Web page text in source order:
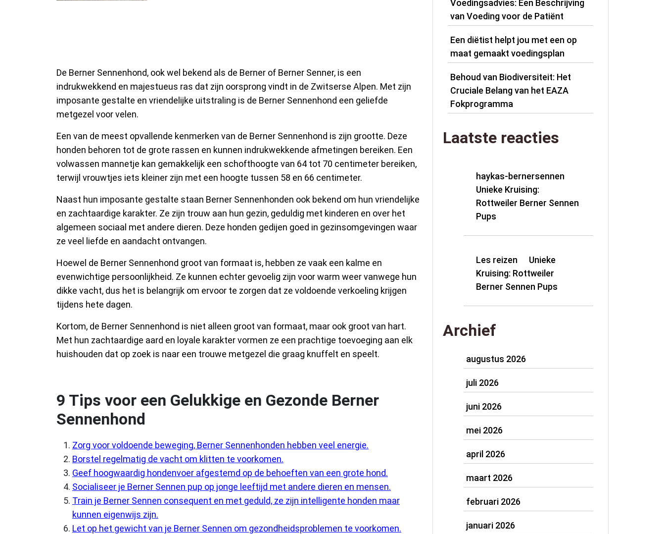
De Berner Sennenhond, ook wel bekend als de Berner of Berner Senner, is een
indrukwekkend en majestueus ras dat zijn oorsprong vindt in de Zwitserse Alpen. Met zijn
imposante gestalte en vriendelijke uitstraling is de Berner Sennenhond een geliefde
metgezel voor velen.
Een van de meest opvallende kenmerken van de Berner Sennenhond is zijn grootte. Deze
honden behoren tot de grote rassen en kunnen indrukwekkende afmetingen bereiken. Een
volwassen mannetje kan gemakkelijk een schofthoogte van 64 tot 70 centimeter bereiken,
terwijl vrouwtjes iets kleiner zijn met een hoogte tussen 58 en 66 centimeter.
Naast hun imposante gestalte staan Berner Sennenhonden ook bekend om hun vriendelijke
en zachtaardige karakter. Ze zijn trouw aan hun gezin, geduldig met kinderen en over het
algemeen sociaal met andere dieren. Deze honden gedijen goed in gezinsomgevingen waar
ze veel liefde en aandacht ontvangen.
Hoewel de Berner Sennenhond groot van formaat is, hebben ze vaak een kalme en
evenwichtige persoonlijkheid. Ze kunnen echter gevoelig zijn voor warm weer vanwege hun
dikke vacht, dus het is belangrijk om ervoor te zorgen dat ze voldoende verkoeling krijgen
tijdens hete dagen.
Kortom, de Berner Sennenhond is niet alleen groot van formaat, maar ook groot van hart.
Met hun zachtaardige aard en loyale karakter vormen ze een prachtige toevoeging aan elk
huishouden dat op zoek is naar een trouwe metgezel die graag knuffelt en speelt.
9 Tips voor een Gelukkige en Gezonde Berner
Sennenhond
Zorg voor voldoende beweging, Berner Sennenhonden hebben veel energie.
Borstel regelmatig de vacht om klitten te voorkomen.
Geef hoogwaardig hondenvoer afgestemd op de behoeften van een grote hond.
Socialiseer je Berner Sennen pup op jonge leeftijd met andere dieren en mensen.
Train je Berner Sennen consequent en met geduld, ze zijn intelligente honden maar
kunnen eigenwijs zijn.
Let op het gewicht van je Berner Sennen om gezondheidsproblemen te voorkomen.
Voedingsadvies: Een Beschrijving
van Voeding voor de Patiënt
Een diëtist helpt jou met een op
maat gemaakt voedingsplan
Behoud van Biodiversiteit: Het
Cruciale Belang van het EAZA
Fokprogramma
Laatste reacties
haykas-bernersennen
Unieke Kruising:
Rottweiler Berner Sennen
Pups
Les reizen
Unieke
Kruising: Rottweiler
Berner Sennen Pups
Archief
augustus 2026
juli 2026
juni 2026
mei 2026
april 2026
maart 2026
februari 2026
januari 2026